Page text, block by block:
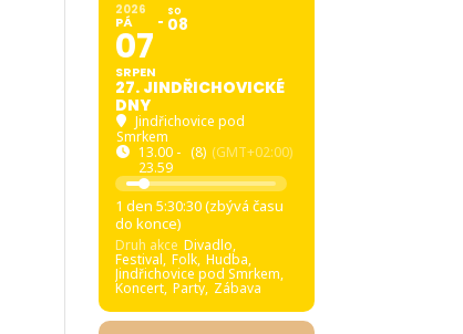
2026
PÁ
07
SRPEN
SO
08
27. JINDŘICHOVICKÉ
DNY
Jindřichovice pod
Smrkem
13.00 -
23.59
(8) (GMT+02:00)
1 den 5:30:28 (zbývá času
do konce)
Druh akce Divadlo,
Festival, Folk, Hudba,
Jindřichovice pod Smrkem,
Koncert, Party, Zábava